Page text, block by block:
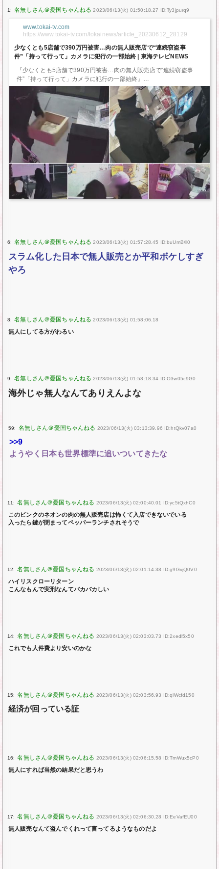
1: 2023/06/13(火) 01:50:18.27 ID:Ty3jpurq9
www.tokai-tv.com
https://www.tokai-tv.com/tokainews/article_20230612_28129
少なくとも5店舗で390万円被害…肉の無人販売店で“連続窃盗事
件”「持って行って」カメラに犯行の一部始終 | 東海テレビNEWS
『少なくとも5店舗で390万円被害…肉の無人販売店で“連続窃盗事
件”「持って行って」カメラに犯行の一部始終』
6: 2023/06/13(火) 01:57:28.45 ID:buUmB/ll0
スラム化した日本で無人販売とか平和ボケしすぎ
やろ
8: 2023/06/13(火) 01:58:06.18
無人にしてる方がわるい
9: 2023/06/13(火) 01:58:18.34 ID:O3w05c9G0
海外じゃ無人なんてありえんよな
59: 2023/06/13(火) 03:13:39.96 ID:htQkv07a0
>>9
ようやく日本も世界標準に追いついてきたな
11: 2023/06/13(火) 02:00:40.01 ID:yc5tQxhC0
このピンクのネオンの肉の無人販売店は怖くて入店できないでいる
入ったら鍵が閉まってペッパーランチされそうで
12: 2023/06/13(火) 02:01:14.38 ID:g9GvjQ0V0
ハイリスクローリターン
こんなもんで実刑なんてバカバカしい
14: 2023/06/13(火) 02:03:03.73 ID:2xedl5x50
これでも人件費より安いのかな
15: 2023/06/13(火) 02:03:56.93 ID:qlWcfd150
経済が回っている証
16: 2023/06/13(火) 02:06:15.58 ID:TmWux5cP0
無人にすれば当然の結果だと思うわ
17: 2023/06/13(火) 02:06:30.28 ID:EeVafEU00
無人販売なんて盗んでくれって言ってるようなものだよ